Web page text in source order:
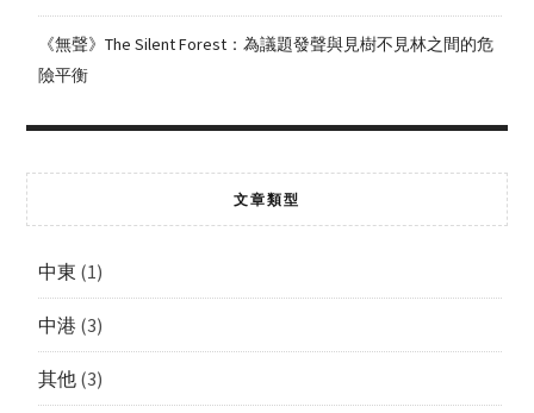
《無聲》The Silent Forest：為議題發聲與見樹不見林之間的危
險平衡
文章類型
中東 (1)
中港 (3)
其他(3)